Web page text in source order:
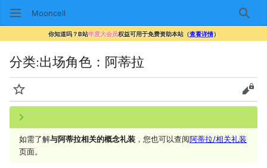
Mooncell 搜索
你知道吗？B站年度大会员权益可用于免费资助本站（查看详情）
分类:出场角色：阿蒂拉
监视 查看
如需了解与阿蒂拉相关的概念礼装 ，您也可以查阅阿蒂拉/相关礼装
页面。